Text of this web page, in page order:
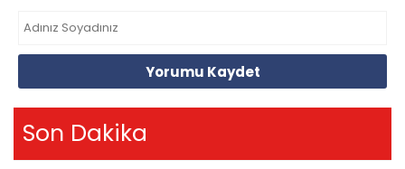
Yorumu Kaydet
Son Dakika